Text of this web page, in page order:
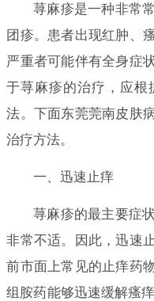
荨麻疹是一种非常
团疹。患者出现红肿、
严重者可能伴有全身症
于荨麻疹的治疗，应
法。下面东莞莞南皮肤
治疗方法。
一、迅速止痒
荨麻疹的最主要症
非常不适。因此，迅速
前市面上常见的止痒药
组胺药能够迅速缓解瘙